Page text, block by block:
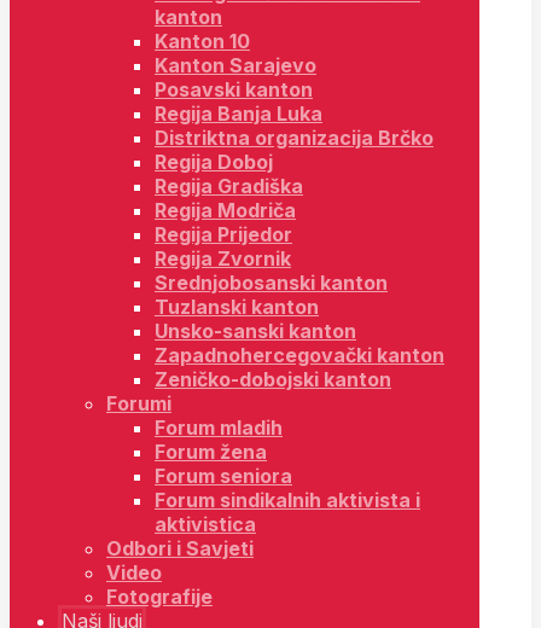
kanton
Kanton 10
Kanton Sarajevo
Posavski kanton
Regija Banja Luka
Distriktna organizacija Brčko
Regija Doboj
Regija Gradiška
Regija Modriča
Regija Prijedor
Regija Zvornik
Srednjobosanski kanton
Tuzlanski kanton
Unsko-sanski kanton
Zapadnohercegovački kanton
Zeničko-dobojski kanton
Forumi
Forum mladih
Forum žena
Forum seniora
Forum sindikalnih aktivista i
aktivistica
Odbori i Savjeti
Video
Fotografije
Naši ljudi